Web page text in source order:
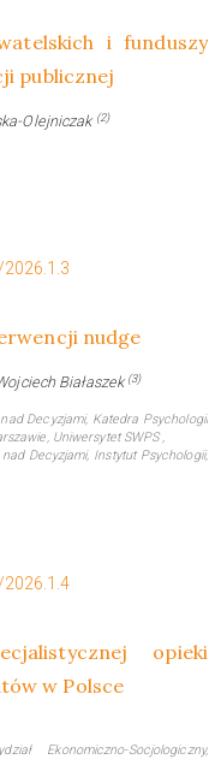
i funduszy
publicznej
Olejniczak (2)
nudge
Białaszek (3)
Decyzjami, Katedra Psychologii
Uniwersytet SWPS ,
Decyzjami, Instytut Psychologii,
opieki
w Polsce
Ekonomiczno-Socjologiczny,